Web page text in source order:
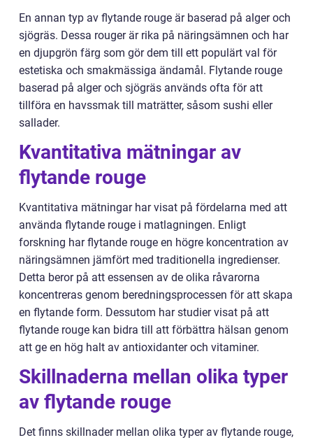
En annan typ av flytande rouge är baserad på alger och
sjögräs. Dessa rouger är rika på näringsämnen och har
en djupgrön färg som gör dem till ett populärt val för
estetiska och smakmässiga ändamål. Flytande rouge
baserad på alger och sjögräs används ofta för att
tillföra en havssmak till maträtter, såsom sushi eller
sallader.
Kvantitativa mätningar av
flytande rouge
Kvantitativa mätningar har visat på fördelarna med att
använda flytande rouge i matlagningen. Enligt
forskning har flytande rouge en högre koncentration av
näringsämnen jämfört med traditionella ingredienser.
Detta beror på att essensen av de olika råvarorna
koncentreras genom beredningsprocessen för att skapa
en flytande form. Dessutom har studier visat på att
flytande rouge kan bidra till att förbättra hälsan genom
att ge en hög halt av antioxidanter och vitaminer.
Skillnaderna mellan olika typer
av flytande rouge
Det finns skillnader mellan olika typer av flytande rouge,